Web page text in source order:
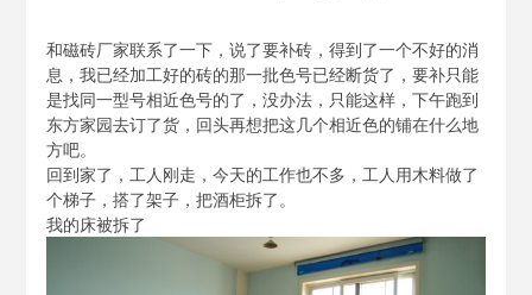
和磁砖厂家联系了一下，说了要补砖，得到了一个不好的消
息，我已经加工好的砖的那一批色号已经断货了，要补只能
是找同一型号相近色号的了，没办法，只能这样，下午跑到
东方家园去订了货，回头再想把这几个相近色的铺在什么地
方吧。
回到家了，工人刚走，今天的工作也不多，工人用木料做了
个梯子，搭了架子，把酒柜拆了。
我的床被拆了